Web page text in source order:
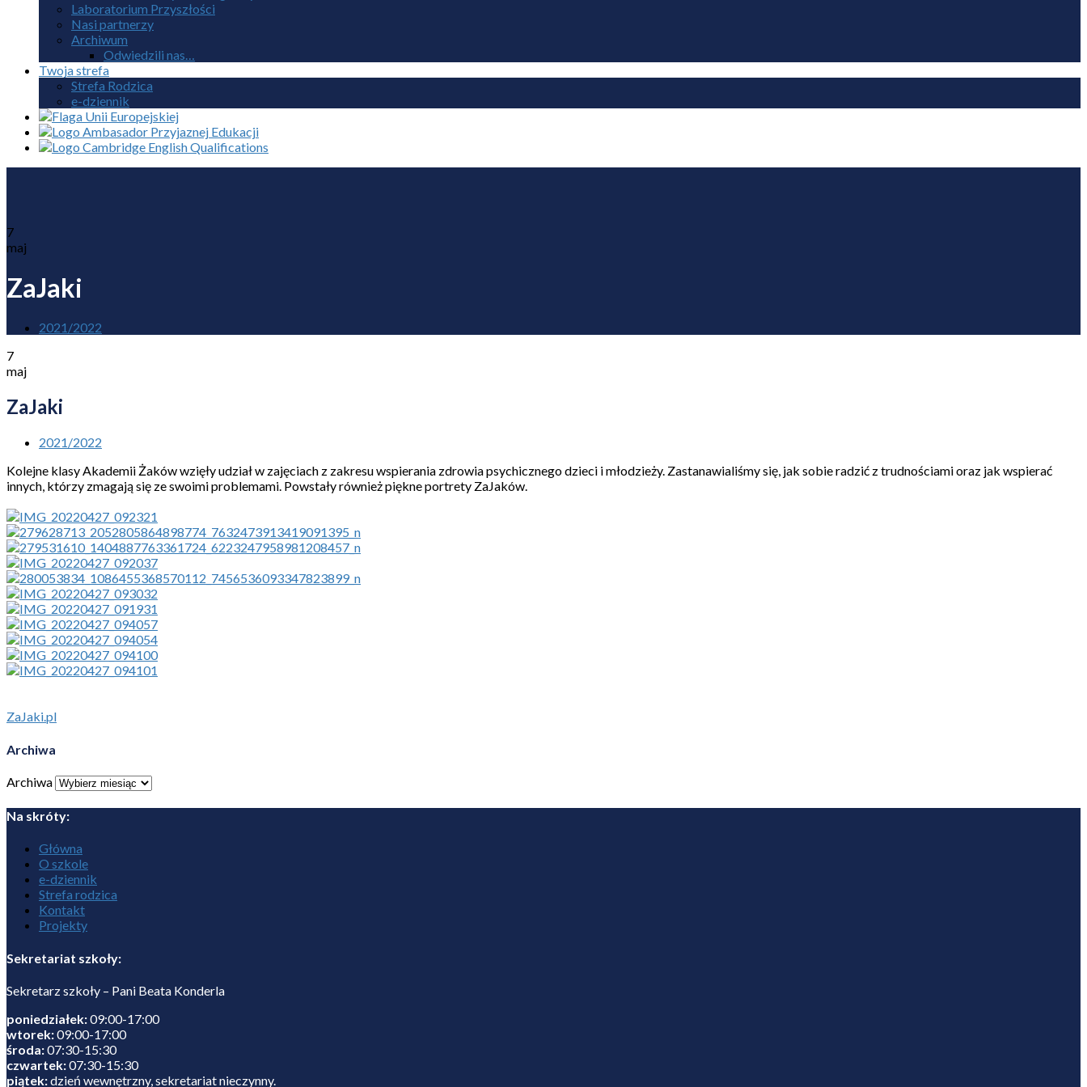
Laboratorium Przyszłości
Nasi partnerzy
Archiwum
Odwiedzili nas…
Twoja strefa
Strefa Rodzica
e-dziennik
7
maj
ZaJaki
2021/2022
7
maj
ZaJaki
2021/2022
Kolejne klasy Akademii Żaków wzięły udział w zajęciach z zakresu wspierania zdrowia psychicznego dzieci i młodzieży. Zastanawialiśmy się, jak sobie radzić z trudnościami oraz jak wspierać
innych, którzy zmagają się ze swoimi problemami. Powstały również piękne portrety ZaJaków.
ZaJaki.pl
Archiwa
Archiwa
Na skróty:
Główna
O szkole
e-dziennik
Strefa rodzica
Kontakt
Projekty
Sekretariat szkoły:
Sekretarz szkoły – Pani Beata Konderla
poniedziałek:09:00-17:00
wtorek:09:00-17:00
środa:07:30-15:30
czwartek:07:30-15:30
piątek:dzień wewnętrzny, sekretariat nieczynny.